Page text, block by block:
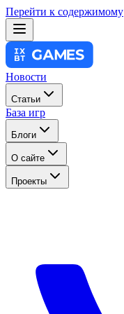
Перейти к содержимому
Новости
Статьи
База игр
Блоги
О сайте
Проекты